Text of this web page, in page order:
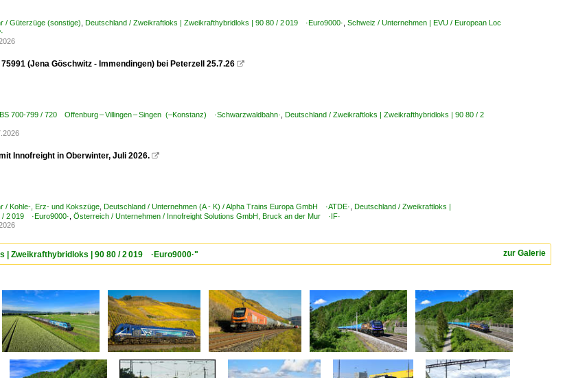
/ Güterzüge (sonstige) Deutschland / Zweikraftloks | Zweikrafthybridloks | 90 80 / 2 019 ·Euro9000· Schweiz / Unternehmen | EVU / European Loc
(Jena Göschwitz - Immendingen) bei Peterzell 25.7.26 
700-799 / 720 Offenburg – Villingen – Singen (–Konstanz) ·Schwarzwaldbahn· Deutschland / Zweikraftloks | Zweikrafthybridloks | 90 80 / 2
Innofreight in Oberwinter, Juli 2026. 
/ Kohle-, Erz- und Kokszüge Deutschland / Unternehmen (A - K) / Alpha Trains Europa GmbH ·ATDE· Deutschland / Zweikraftloks |
2 019 ·Euro9000· Österreich / Unternehmen / Innofreight Solutions GmbH, Bruck an der Mur ·IF·
zur Galerie
Zweikrafthybridloks | 90 80 / 2 019 ·Euro9000·"